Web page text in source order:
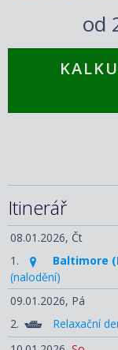
od
Itinerář
08.01.2026, Čt
1.
Baltimore
(nalodění)
09.01.2026, Pá
2.
Relaxační